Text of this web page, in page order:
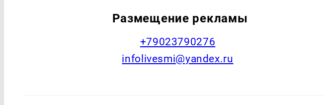
Размещение рекламы
+79023790276
infolivesmi@yandex.ru